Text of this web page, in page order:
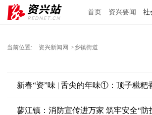
首页 资兴要闻 社
当前位置: 资兴新闻网 >乡镇街道
新春“资”味 | 舌尖的年味①：顶子糍粑
蓼江镇：消防宣传进万家 筑牢安全“防